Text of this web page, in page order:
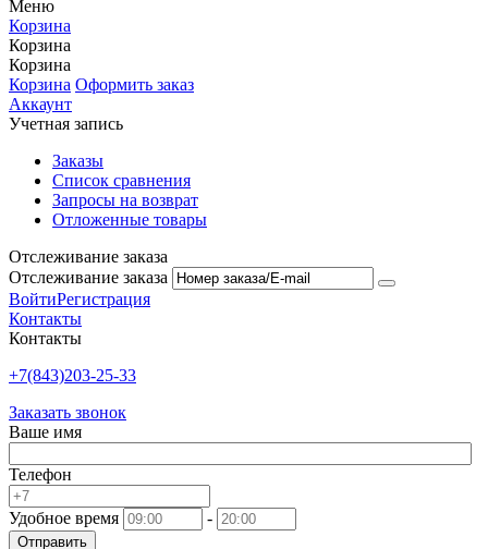
Меню
Корзина
Корзина
Корзина
Корзина Оформить заказ
Аккаунт
Учетная запись
Заказы
Список сравнения
Запросы на возврат
Отложенные товары
Отслеживание заказа
Отслеживание заказа
ВойтиРегистрация
Контакты
Контакты
+7(843)203-25-33
Заказать звонок
Ваше имя
Телефон
Удобное время -
Отправить